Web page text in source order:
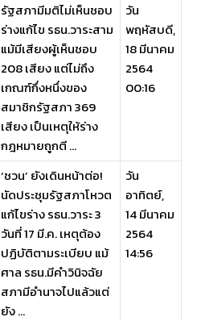
รัฐสภามีมติไม่เห็นชอบ
ร่างแก้ไข รธน.วาระสาม
แม้มีเสียงผู้เห็นชอบ
208 เสียง แต่ไม่ถึง
เกณฑ์กึ่งหนึ่งของ
สมาชิกรัฐสภา 369
เสียง เป็นเหตุให้ร่าง
กฎหมายถูกตี ...
วัน
พฤหัสบดี,
18 มีนาคม
2564
00:16
‘ชวน’ ยังเดินหน้าต่อ!
นัดประชุมรัฐสภาโหวต
แก้ไขร่าง รธน.วาระ 3
วันที่ 17 มี.ค. เหตุต้อง
ปฏิบัติตามระเบียบ แม้
ศาล รธน.มีคำวินิจฉัย
สภามีอำนาจไปแล้วแต่
ยัง ...
วัน
อาทิตย์,
14 มีนาคม
2564
14:56